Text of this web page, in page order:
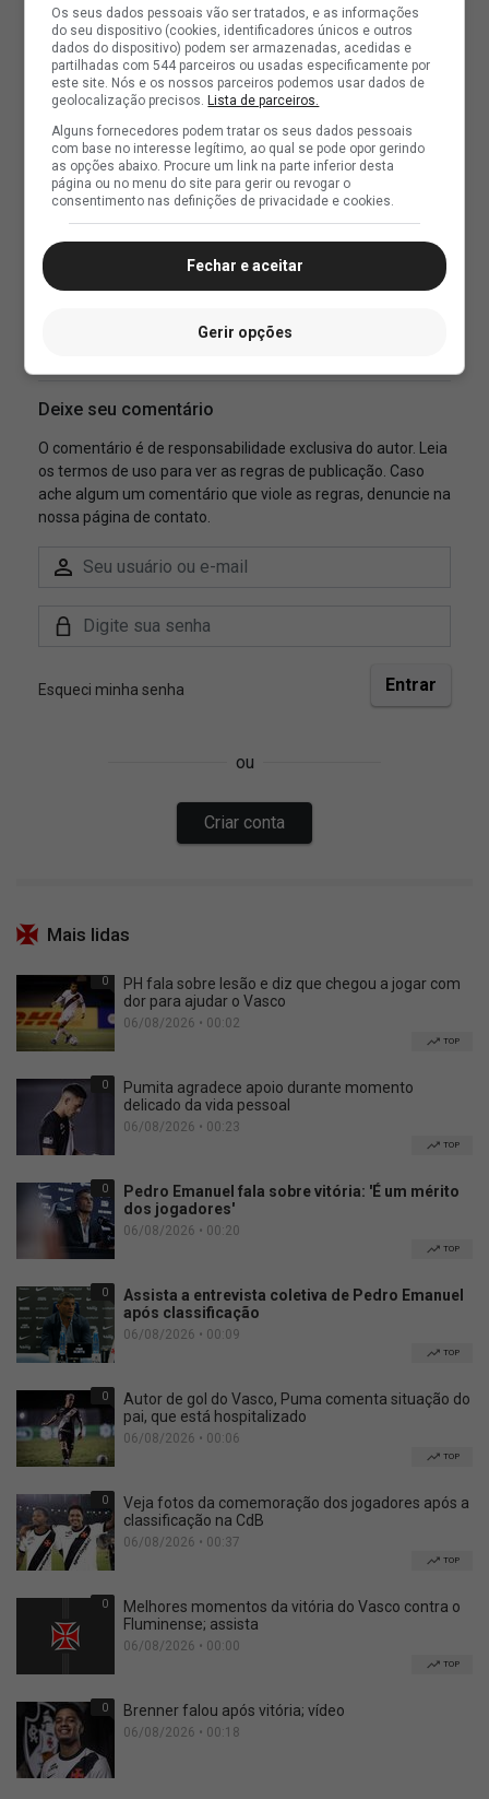
Mais lidas
0
PH fala sobre lesão e diz que chegou a jogar com
dor para ajudar o Vasco
06/08/2026 • 00:02
TOP
0
Pumita agradece apoio durante momento
delicado da vida pessoal
06/08/2026 • 00:23
TOP
0
Pedro Emanuel fala sobre vitória: 'É um mérito
dos jogadores'
06/08/2026 • 00:20
TOP
0
Assista a entrevista coletiva de Pedro Emanuel
após classificação
06/08/2026 • 00:09
TOP
0
Autor de gol do Vasco, Puma comenta situação do
pai, que está hospitalizado
06/08/2026 • 00:06
TOP
0
Veja fotos da comemoração dos jogadores após a
classificação na CdB
06/08/2026 • 00:37
TOP
0
Melhores momentos da vitória do Vasco contra o
Fluminense; assista
06/08/2026 • 00:00
TOP
0 Brenner falou após vitória; vídeo
06/08/2026 • 00:18
Os seus dados pessoais vão ser tratados, e as informações
do seu dispositivo (cookies, identificadores únicos e outros
dados do dispositivo) podem ser armazenadas, acedidas e
partilhadas com 544 parceiros ou usadas especificamente por
este site. Nós e os nossos parceiros podemos usar dados de
geolocalização precisos. Lista de parceiros.
Alguns fornecedores podem tratar os seus dados pessoais
com base no interesse legítimo, ao qual se pode opor gerindo
as opções abaixo. Procure um link na parte inferior desta
página ou no menu do site para gerir ou revogar o
consentimento nas definições de privacidade e cookies.
Fechar e aceitar
Gerir opções